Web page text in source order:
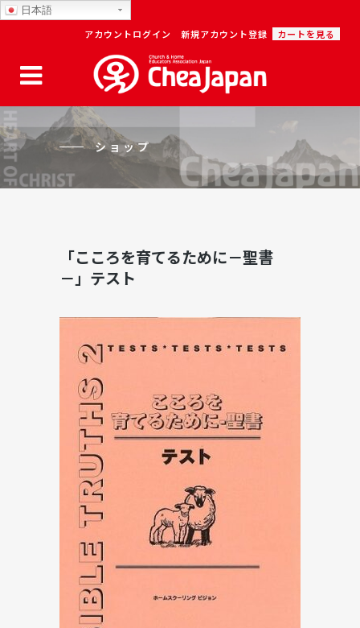
アカウントログイン 新規アカウント登録 カートを見る
ショップ
「こころを育てるために－聖書
－」テスト
日本語